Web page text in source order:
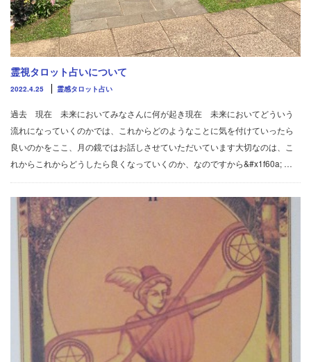
霊視タロット占いについて
2022.4.25 霊感タロット占い
過去 現在 未来においてみなさんに何が起き現在 未来においてどういう
流れになっていくのかでは、これからどのようなことに気を付けていったら
良いのかをここ、月の鏡ではお話しさせていただいています大切なのは、こ
れからこれからどうしたら良くなっていくのか、なのですから&#x1f60a; …